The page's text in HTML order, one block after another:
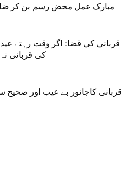
مبارک عمل محض رسم بن کر
قربانی کی قضا: اگر وقت رہتے
کی قربانی
قربانی کاجانور بے عیب اور صحیح